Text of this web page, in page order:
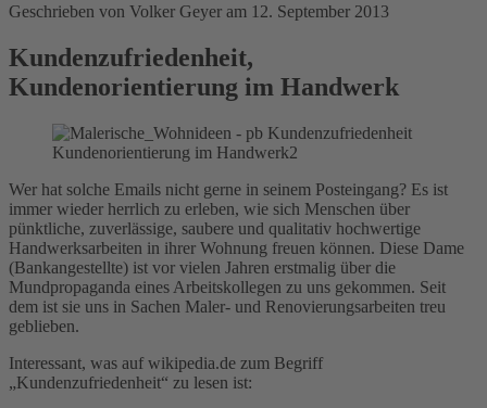
Geschrieben von Volker Geyer am 12. September 2013
Kundenzufriedenheit,
Kundenorientierung im Handwerk
Wer hat solche Emails nicht gerne in seinem Posteingang? Es ist
immer wieder herrlich zu erleben, wie sich Menschen über
pünktliche, zuverlässige, saubere und qualitativ hochwertige
Handwerksarbeiten in ihrer Wohnung freuen können. Diese Dame
(Bankangestellte) ist vor vielen Jahren erstmalig über die
Mundpropaganda eines Arbeitskollegen zu uns gekommen. Seit
dem ist sie uns in Sachen Maler- und Renovierungsarbeiten treu
geblieben.
Interessant, was auf wikipedia.de zum Begriff
„Kundenzufriedenheit“ zu lesen ist: